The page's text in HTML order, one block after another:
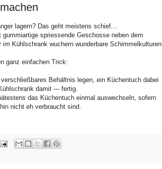
lagern? Das geht meistens schief...
gummiartige spriessende Geschosse neben dem
im Kühlschrank wuchern wunderbare Schimmelkulturen.
ganz einfachen Trick:
Behältnis legen, ein Küchentuch dabei
damit --- fertig.
das Küchentuch einmal auswechseln, sofern
nicht eh verbraucht sind.